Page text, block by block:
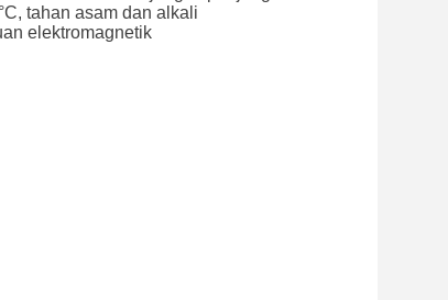
tahan asam dan alkali
elektromagnetik